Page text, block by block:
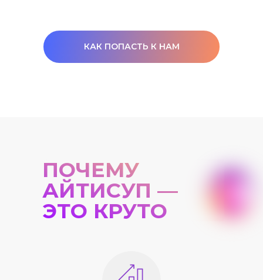
КАК ПОПАСТЬ К НАМ
ПОЧЕМУ
АЙТИСУП —
ЭТО КРУТО